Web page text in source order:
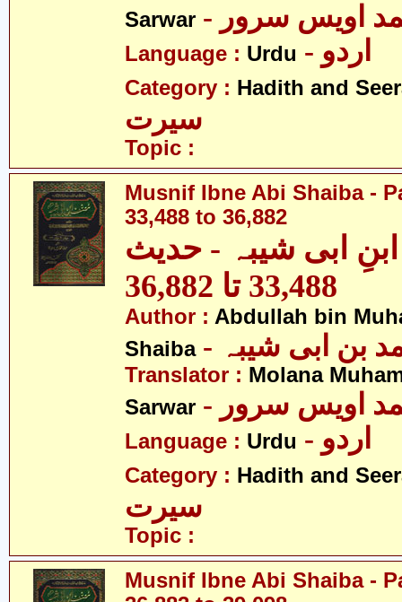
Sarwar
اویس سرور
Language : Urdu - اردو
Category : Hadith and
سیرت
Topic :
Musnif Ibne Abi Shaiba -
33,488 to 36,882
ابی شیبہ - حدیث
33,488 تا 36,882
Author : Abdullah bin
Shaiba
بن ابی شیبہ
Translator : Molana
Sarwar
اویس سرور
Language : Urdu - اردو
Category : Hadith and
سیرت
Topic :
Musnif Ibne Abi Shaiba -